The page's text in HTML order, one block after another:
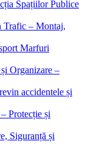
Spațiilor Publice
Trafic – Montaj,
Marfuri
Organizare –
accidentele și
Protecție și
Siguranță și